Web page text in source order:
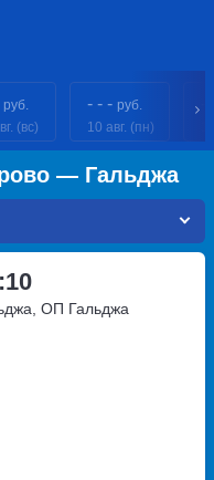
руб.
(вс)
- - - руб.
10 авг. (пн)
— Гальджа
ОП Гальджа